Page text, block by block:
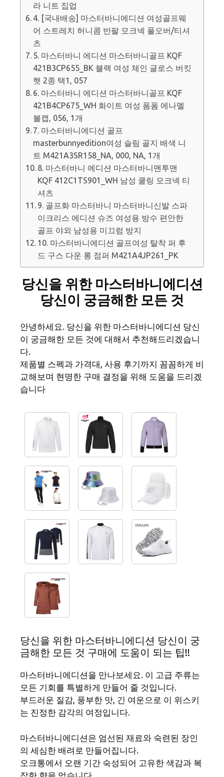
라 니트 집업
4. [국내배송] 마스터바니에디션 여성골프웨
어 스트레치 허니콤 반팔 모크넥 풀오버/티셔
츠
5. 마스터바니 에디션 마스터바니골프 KQF
421B3CP655_BK 블랙 여성 체인 글로스 버킷
햇 2종 택1, 057
6. 마스터바니 에디션 마스터바니골프 KQF
421B4CP675_WH 화이트 여성 폼폼 에나멜
볼캡, 056, 1개
7. 마스터바니에디션 골프
masterbunnyedition여성 슬림 골지 배색 니
트 M421A3SR158_NA, 000, NA, 1개
8. 마스터바니 에디션 마스터바니맨투맨
KQF 412C1TS901_WH 남성 쿨링 모크넥 티
셔츠
9. 골프화 마스터바니 마스터바니신발 스파
이크리스 에디션 슈즈 여성용 방수 편안한
골프 야외 남성용 미끄럼 방지
10. 마스터바니에디션 골프여성 탈착 퍼 후
드 구스 다운 롱 점퍼 M421A4JP261_PK
당신을 위한 마스터바니에디션
당신이 궁금해한 모든 것
안녕하세요. 당신을 위한 마스터바니에디션 당신
이 궁금해한 모든 것에 대해서 추천해드리겠습니
다.
제품별 스펙과 가격대, 사용 후기까지 꼼꼼하게 비
교해보며 현명한 구매 결정을 위해 도움을 드리겠
습니다
당신을 위한 마스터바니에디션 당신이 궁
금해한 모든 것 구매에 도움이 되는 팁!!
마스터바니에디션을 만나보세요. 이 고급 주류는
모든 기회를 특별하게 만들어 줄 것입니다.
부드러운 질감, 풍부한 맛, 긴 여운으로 이 위스키
는 진정한 감각의 여정입니다.
마스터바니에디션은 엄선된 재료와 숙련된 장인
의 세심한 배려로 만들어집니다.
오크통에서 오랜 기간 숙성되어 고유한 색감과 복
잡한 향을 얻습니다.